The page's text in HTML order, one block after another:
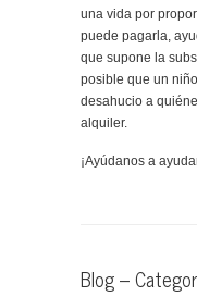
una vida por
puede pagarla,
que supone la
posible que un
desahucio a
alquiler.
¡Ayúdanos a
Blog –